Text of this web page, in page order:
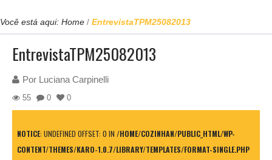
Você está aqui: Home / EntrevistaTPM25082013
EntrevistaTPM25082013
Por Luciana Carpinelli
55 0 0
NOTICE: UNDEFINED OFFSET: 0 IN /HOME/COZINHAN/PUBLIC_HTML/WP-
CONTENT/THEMES/KARO-1.0.7/LIBRARY/TEMPLATES/FORMAT-SINGLE.PHP